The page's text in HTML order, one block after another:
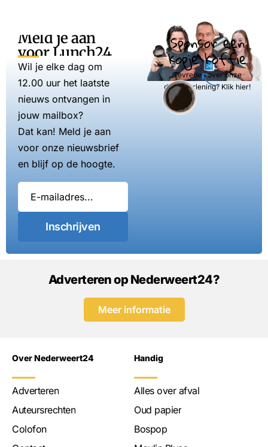
Meld je aan
voor Lunch24
Wil je elke dag om
12.00 uur het laatste
nieuws ontvangen in
jouw mailbox?
Dat kan! Meld je aan
voor onze nieuwsbrief
en blijf op de hoogte.
Inschrijven
Sponsor een
kopje koffie
Tevreden over onze
dienstverlening? Klik hier!
Adverteren op Nederweert24?
Meer informatie
Over Nederweert24
Adverteren
Auteursrechten
Colofon
Handig
Alles over afval
Oud papier
Bospop